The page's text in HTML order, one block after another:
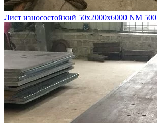
Лист износостойкий 50х2000х6000 NM 500